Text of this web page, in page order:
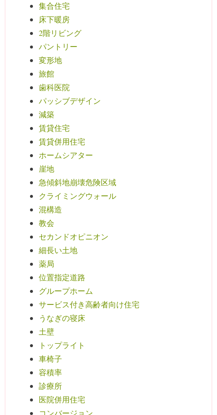
集合住宅
床下暖房
2階リビング
パントリー
変形地
旅館
歯科医院
パッシブデザイン
減築
賃貸住宅
賃貸併用住宅
ホームシアター
崖地
急傾斜地崩壊危険区域
クライミングウォール
混構造
教会
セカンドオピニオン
細長い土地
薬局
位置指定道路
グループホーム
サービス付き高齢者向け住宅
うなぎの寝床
土壁
トップライト
車椅子
容積率
診療所
医院併用住宅